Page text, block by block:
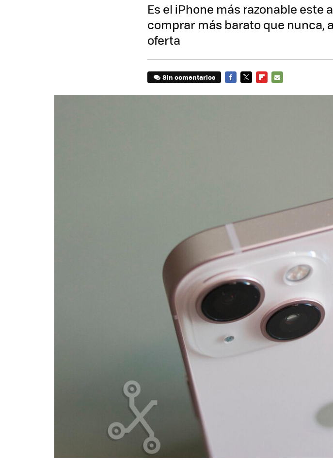
Es el iPhone más razonable este
comprar más barato que nunca,
oferta
Sin comentarios